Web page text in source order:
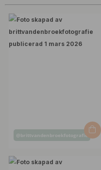
Inlägg
av
@brittvandenbroekfotografie